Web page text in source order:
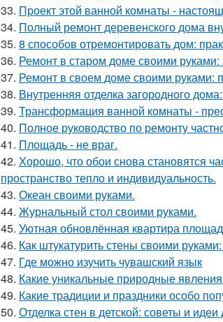
33. Проект этой ванной комнаты -
34. Полный ремонт деревенского дома
35. 8 способов отремонтировать дом:
36. Ремонт в старом доме своими
37. Ремонт в своем доме своими руками:
38. Внутренняя отделка загородного
39. Трансформация ванной комнаты -
40. Полное руководство по ремонту
41. Площадь - не враг.
42. Хорошо, что обои снова становятся
пространство тепло и индивидуальность.
43. Океан своими руками.
44. Журнальный стол своими руками.
45. Уютная обновлённая квартира
46. Как штукатурить стены своими
47. Где можно изучить чувашский язык
48. Какие уникальные природные
49. Какие традиции и праздники особо
50. Отделка стен в детской: советы и